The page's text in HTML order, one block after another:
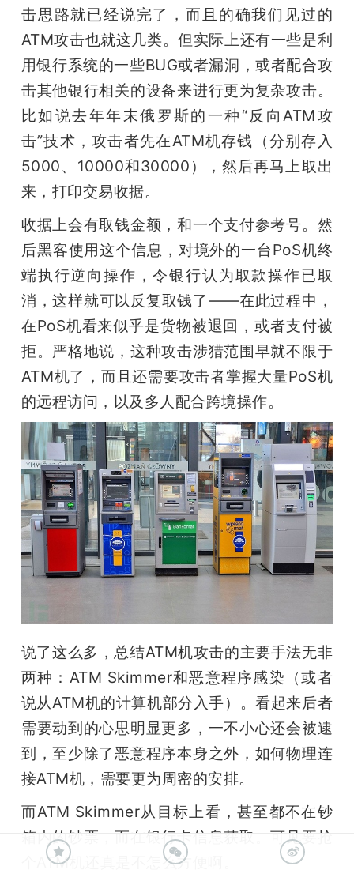
击思路就已经说完了，而且的确我们见过的
ATM攻击也就这几类。但实际上还有一些是利
用银行系统的一些BUG或者漏洞，或者配合攻
击其他银行相关的设备来进行更为复杂攻击。
比如说去年年末俄罗斯的一种“反向ATM攻
击”技术，攻击者先在ATM机存钱（分别存入
5000、10000和30000），然后再马上取出
来，打印交易收据。
收据上会有取钱金额，和一个支付参考号。然
后黑客使用这个信息，对境外的一台PoS机终
端执行逆向操作，令银行认为取款操作已取
消，这样就可以反复取钱了——在此过程中，
在PoS机看来似乎是货物被退回，或者支付被
拒。严格地说，这种攻击涉猎范围早就不限于
ATM机了，而且还需要攻击者掌握大量PoS机
的远程访问，以及多人配合跨境操作。
说了这么多，总结ATM机攻击的主要手法无非
两种：ATM Skimmer和恶意程序感染（或者
说从ATM机的计算机部分入手）。看起来后者
需要动到的心思明显更多，一不小心还会被逮
到，至少除了恶意程序本身之外，如何物理连
接ATM机，需要更为周密的安排。
而ATM Skimmer从目标上看，甚至都不在钞
箱内的钞票，而在银行卡信息获取。可见要抢
个ATM机还真是不怎么方便啊。